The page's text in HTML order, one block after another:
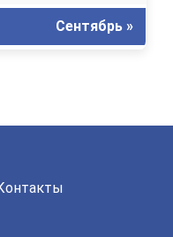
Сентябрь »